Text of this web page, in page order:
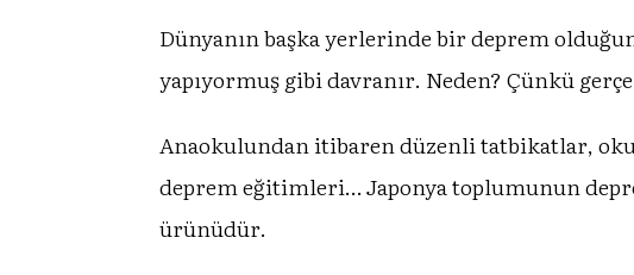
Dünyanın başka yerlerinde bir deprem
yapıyormuş gibi davranır. Neden? Çünkü
Anaokulundan itibaren düzenli tatbikatlar,
deprem eğitimleri… Japonya toplumunun
ürünüdür.